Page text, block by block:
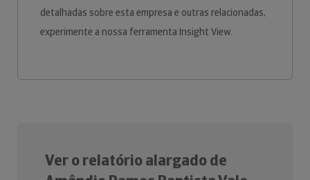
detalhadas sobre esta empresa e outras relacionadas,
experimente a nossa ferramenta Insight View.
Ver o relatório alargado de